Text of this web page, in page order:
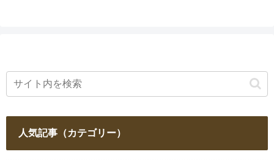
人気記事（カテゴリー）